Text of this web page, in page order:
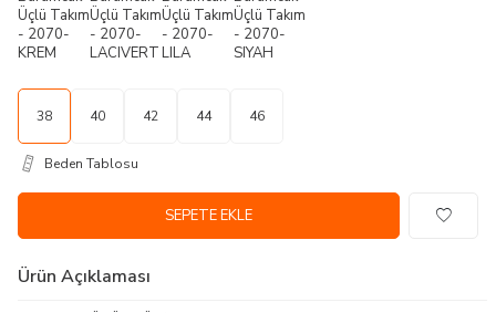
38 40 42 44 46
Beden Tablosu
SEPETE EKLE
Ürün Açıklaması